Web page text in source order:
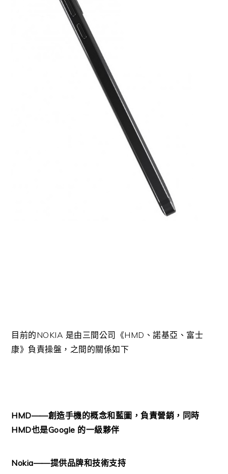
目前的NOKIA 是由三間公司《HMD、諾基亞、富士
康》負責操盤，之間的關係如下
HMD——創造手機的概念和藍圖，負責營銷，同時
HMD也是Google 的一級夥伴
Nokia——提供品牌和技術支持